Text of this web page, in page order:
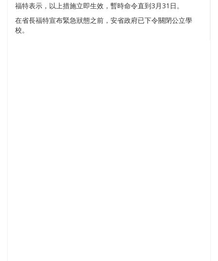
福特表示，以上措施立即生效，暫時命令直到3月31日。
在省長福特宣布緊急狀態之前，安省政府已下令關閉公立學
校。